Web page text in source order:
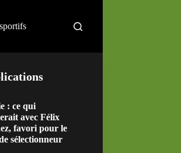
: ce qui
avec Félix
favori pour le
sélectionneur